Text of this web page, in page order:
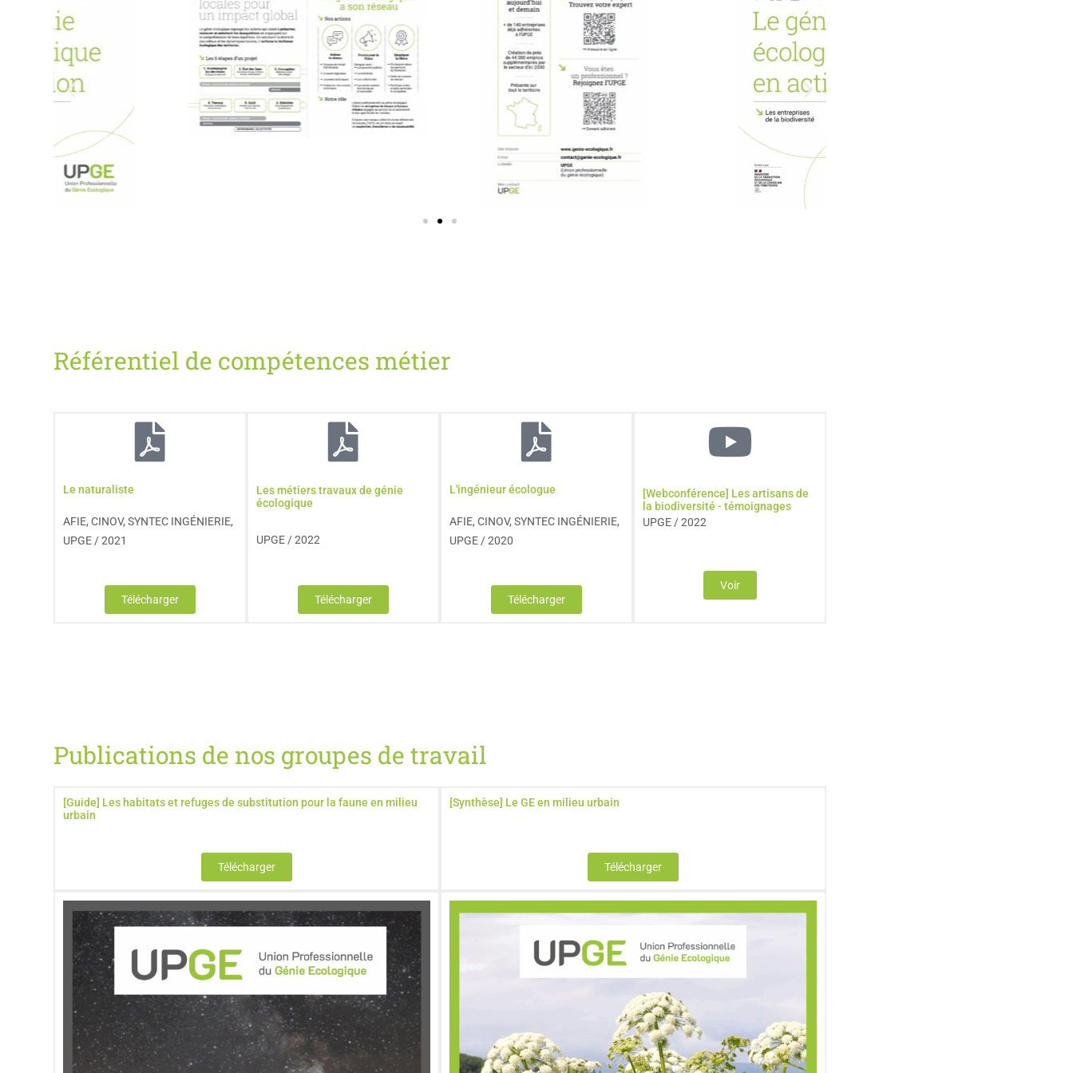
Référentiel de compétences métier
Le naturaliste
AFIE, CINOV, SYNTEC INGÉNIERIE,
UPGE / 2021
Télécharger
Les métiers travaux de génie
écologique
UPGE / 2022
Télécharger
L'ingénieur écologue
AFIE, CINOV, SYNTEC INGÉNIERIE,
UPGE / 2020
Télécharger
[Webconférence] Les artisans de
la biodiversité - témoignages
UPGE / 2022
Voir
Publications de nos groupes de travail
[Guide] Les habitats et refuges de substitution pour la faune en milieu
urbain
Télécharger
[Synthèse] Le GE en milieu urbain
Télécharger